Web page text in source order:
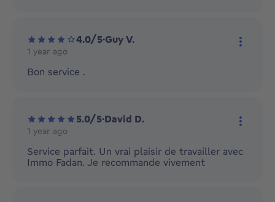
4.0/5·Guy V.
1 year ago
Bon service .
5.0/5·David D.
1 year ago
Service parfait. Un vrai plaisir de travailler avec
Immo Fadan. Je recommande vivement